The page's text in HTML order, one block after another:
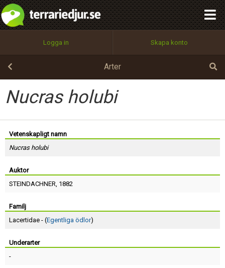
Logga in Skapa konto
Arter
Nucras holubi
Vetenskapligt namn
Nucras holubi
Auktor
STEINDACHNER, 1882
Familj
Lacertidae - (Egentliga ödlor)
Underarter
-
Utför
100%
OK
integritetspolicy
Namn:
Epost:
Lösenord:
Terms of Service
Begär nytt lösenord
Tillbaka till förstasidan